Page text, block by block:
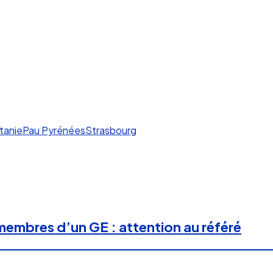
Pau PyrénéesStrasbourg
d’un GE : attention au référé